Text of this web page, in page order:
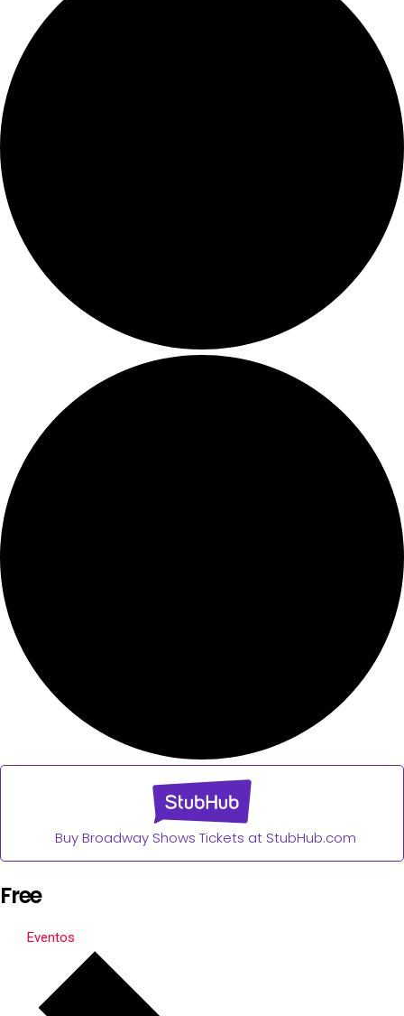
Buy Broadway Shows Tickets at StubHub.com
Free
Eventos